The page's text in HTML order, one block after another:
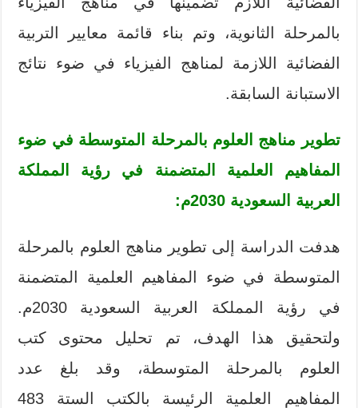
بالمرحلة الثانوية، وتم بناء قائمة معايير التربية
الفضائية اللازمة لمناهج الفيزياء في ضوء نتائج
الاستبانة السابقة.
تطوير مناهج العلوم بالمرحلة المتوسطة في ضوء
المفاهيم العلمية المتضمنة في رؤية المملكة
العربية السعودية 2030م:
هدفت الدراسة إلى تطوير مناهج العلوم بالمرحلة
المتوسطة في ضوء المفاهيم العلمية المتضمنة
في رؤية المملكة العربية السعودية 2030م.
ولتحقيق هذا الهدف، تم تحليل محتوى كتب
العلوم بالمرحلة المتوسطة، وقد بلغ عدد
المفاهيم العلمية الرئيسة بالكتب الستة 483